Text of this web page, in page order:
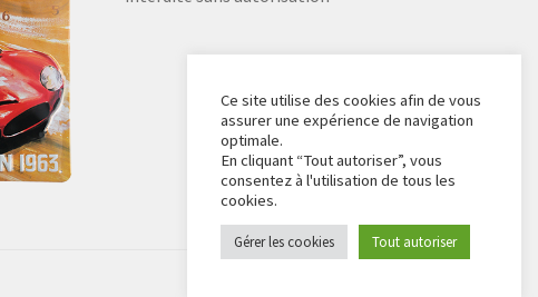
Ce site utilise des cookies afin de vous
assurer une expérience de navigation
optimale.
En cliquant “Tout autoriser”, vous
consentez à l'utilisation de tous les
cookies.
Gérer les cookies Tout autoriser